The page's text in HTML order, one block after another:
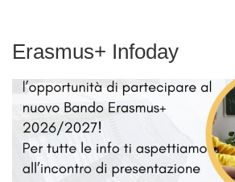
Erasmus+ Infoday